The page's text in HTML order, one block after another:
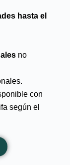
hasta el
no
con
según el